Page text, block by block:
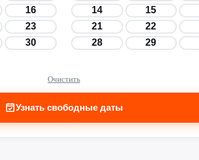
16
23
30
14
15
21
22
28
29
Очистить
Узнать свободные даты